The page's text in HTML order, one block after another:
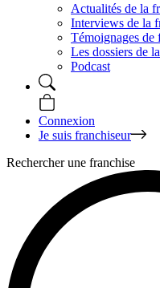
Actualités de la
Interviews de la
Témoignages de
Les dossiers de
Podcast
Connexion
Je suis franchiseur
Rechercher une franchise